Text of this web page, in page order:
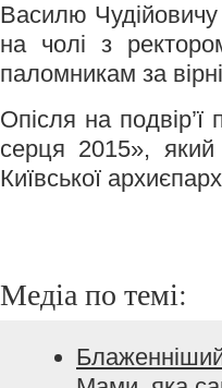
Василю Чудійовичу
на чолі з
паломникам за
Опісля на
серця 2015», який
Київської
Медіа по темі: